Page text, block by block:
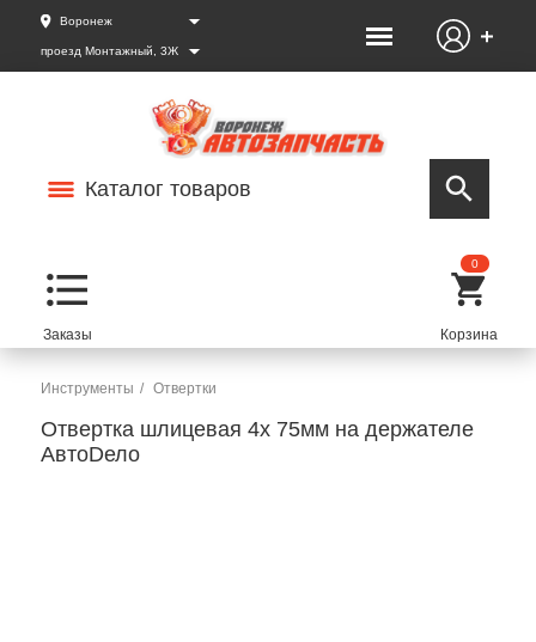
Воронеж
проезд Монтажный, 3Ж
Каталог товаров
0
Инструменты Отвертки
Отвертка шлицевая 4х 75мм на держателе
АвтоDело